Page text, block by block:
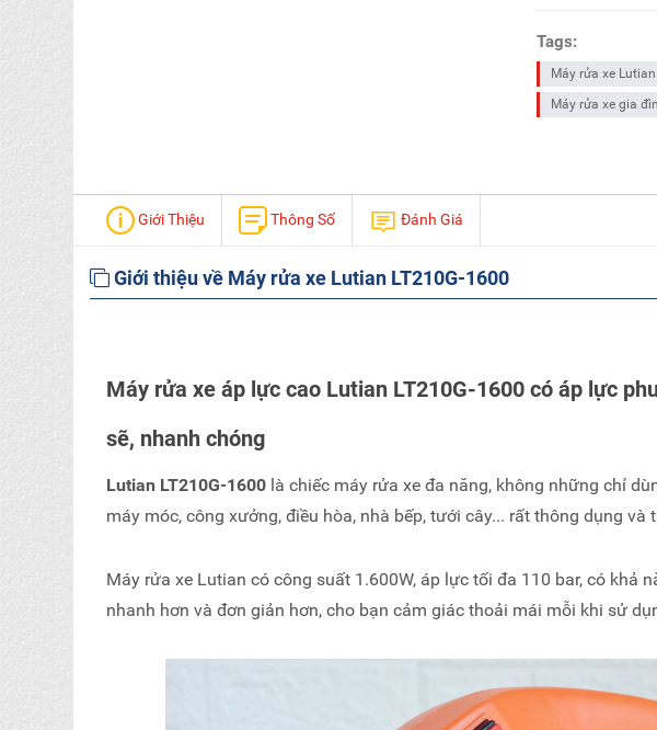
Tags:
Máy rửa xe
Máy rửa xe gia
Giới Thiệu Thông Số Đánh Giá
Giới thiệu về Máy rửa xe Lutian LT210G-1600
Máy rửa xe áp lực cao Lutian LT210G-1600 có áp lực
sẽ, nhanh chóng
Lutian LT210G-1600 là chiếc máy rửa xe đa năng, không những chỉ
máy móc, công xưởng, điều hòa, nhà bếp, tưới cây... rất thông dụng và
Máy rửa xe Lutian có công suất 1.600W, áp lực tối đa 110 bar, có khả
nhanh hơn và đơn giản hơn, cho bạn cảm giác thoải mái mỗi khi sử